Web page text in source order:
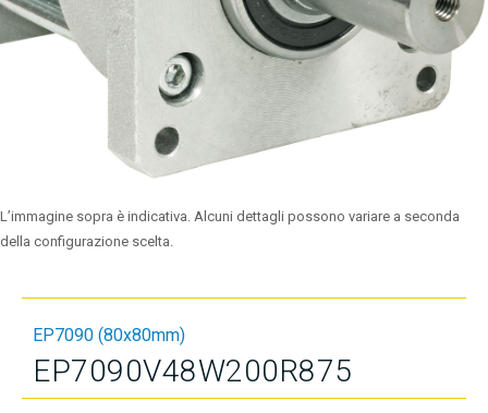
L’immagine sopra è indicativa. Alcuni dettagli possono variare a seconda
della configurazione scelta.
EP7090 (80x80mm)
EP7090V48W200R875